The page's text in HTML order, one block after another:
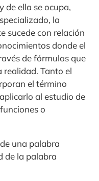
de ella se ocupa,
la
sucede con relación
donde el
de fórmulas que
realidad. Tanto el
el término
al estudio de
o
una palabra
de la palabra